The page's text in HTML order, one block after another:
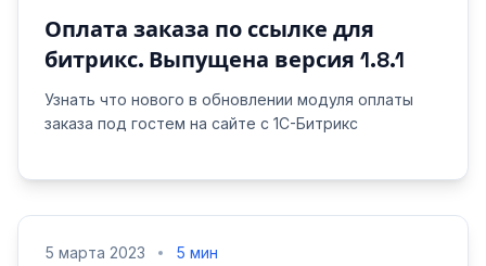
Оплата заказа по ссылке для
битрикс. Выпущена версия 1.8.1
Узнать что нового в обновлении модуля оплаты
заказа под гостем на сайте с 1С-Битрикс
5 марта 2023 5 мин